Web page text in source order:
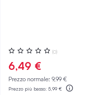
Valutazione:
0%
(0)
6,49 €
Prezzo normale: 9,99 €
Prezzo più basso: 5,99 €